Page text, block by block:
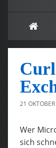
21
Wer
sich